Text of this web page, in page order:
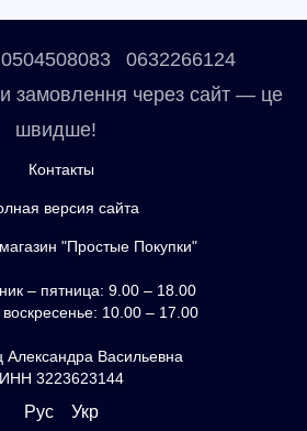
0504508083
0632266124
замовлення через сайт — це
швидше!
Контакты
версия сайта
"Простые Покупки"
– пятница: 9.00 – 18.00
10.00 – 17.00
Васильевна
ИНН 3223623144
Рус Укр